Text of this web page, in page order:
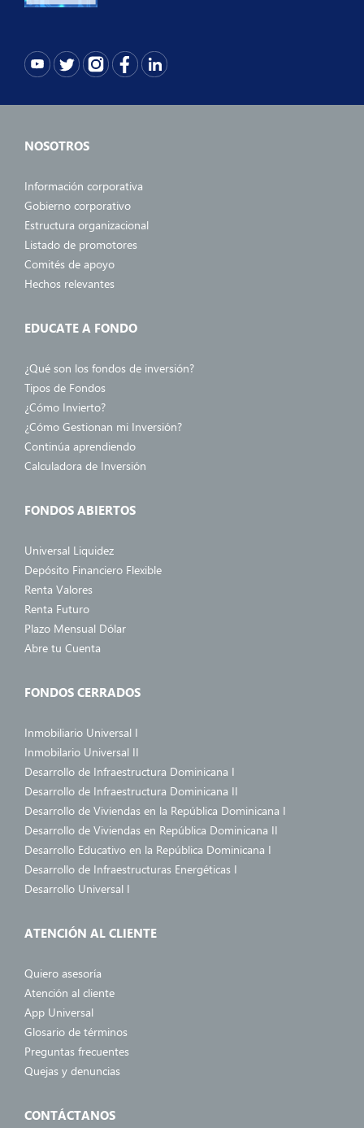
NOSOTROS
Información corporativa
Gobierno corporativo
Estructura organizacional
Listado de promotores
Comités de apoyo
Hechos relevantes
EDUCATE A FONDO
¿Qué son los fondos de inversión?
Tipos de Fondos
¿Cómo Invierto?
¿Cómo Gestionan mi Inversión?
Continúa aprendiendo
Calculadora de Inversión
FONDOS ABIERTOS
Universal Liquidez
Depósito Financiero Flexible
Renta Valores
Renta Futuro
Plazo Mensual Dólar
Abre tu Cuenta
FONDOS CERRADOS
Inmobiliario Universal I
Inmobilario Universal II
Desarrollo de Infraestructura Dominicana I
Desarrollo de Infraestructura Dominicana II
Desarrollo de Viviendas en la República Dominicana I
Desarrollo de Viviendas en República Dominicana II
Desarrollo Educativo en la República Dominicana I
Desarrollo de Infraestructuras Energéticas I
Desarrollo Universal I
ATENCIÓN AL CLIENTE
Quiero asesoría
Atención al cliente
App Universal
Glosario de términos
Preguntas frecuentes
Quejas y denuncias
CONTÁCTANOS